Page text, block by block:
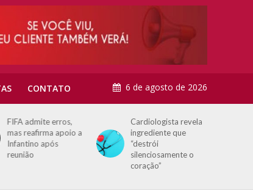
CONTATO 6 de agosto de 2026
FIFA admite erros,
mas reafirma apoio a
Infantino após
reunião
Cardiologista revela
ingrediente que
“destrói
silenciosamente o
coração”